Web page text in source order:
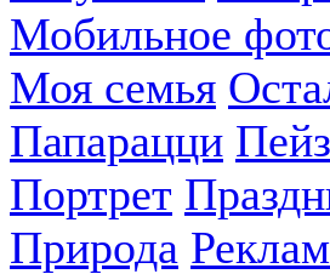
Мобильное
Моя семья
Папарацци
Портрет
Природа